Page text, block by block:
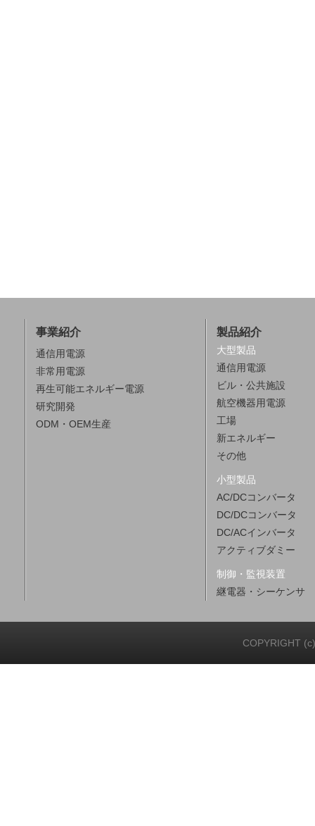
事業紹介
通信用電源
非常用電源
再生可能エネルギー電源
研究開発
ODM・OEM生産
製品紹介
大型製品
通信用電源
ビル・公共施設
航空機器用電源
工場
新エネルギー
その他
小型製品
AC/DCコンバータ
DC/DCコンバータ
DC/ACインバータ
アクティブダミー
制御・監視装置
継電器・シーケンサ
COPYRIGHT